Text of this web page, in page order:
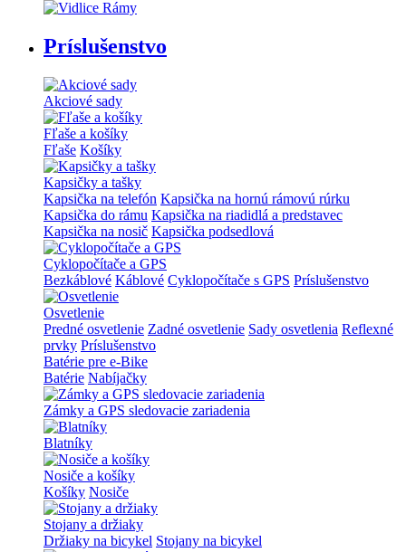
Príslušenstvo
Akciové sady
Fľaše a košíky
Fľaše Košíky
Kapsičky a tašky
Kapsička na telefón Kapsička na hornú rámovú rúrku
Kapsička do rámu Kapsička na riadidlá a predstavec
Kapsička na nosič Kapsička podsedlová
Cyklopočítače a GPS
Bezkáblové Káblové Cyklopočítače s GPS Príslušenstvo
Osvetlenie
Predné osvetlenie Zadné osvetlenie Sady osvetlenia Reflexné
prvky Príslušenstvo
Batérie pre e-Bike
Batérie Nabíjačky
Zámky a GPS sledovacie zariadenia
Blatníky
Nosiče a košíky
Košíky Nosiče
Stojany a držiaky
Držiaky na bicykel Stojany na bicykel